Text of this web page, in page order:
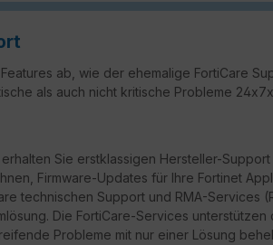
ab, wie der ehemalige FortiCare
als auch nicht kritische Probleme
Sie erstklassigen Hersteller-
Firmware-Updates für Ihre Fortinet
technischen Support und RMA-Services
Die FortiCare-Services unterstützen
Probleme mit nur einer Lösung